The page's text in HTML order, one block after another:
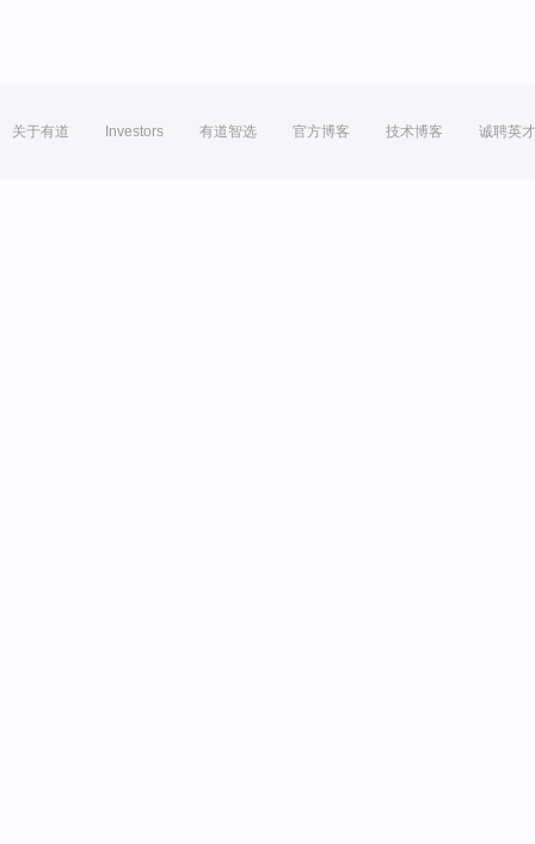
关于有道 Investors 有道智选 官方博客 技术博客 诚聘英才